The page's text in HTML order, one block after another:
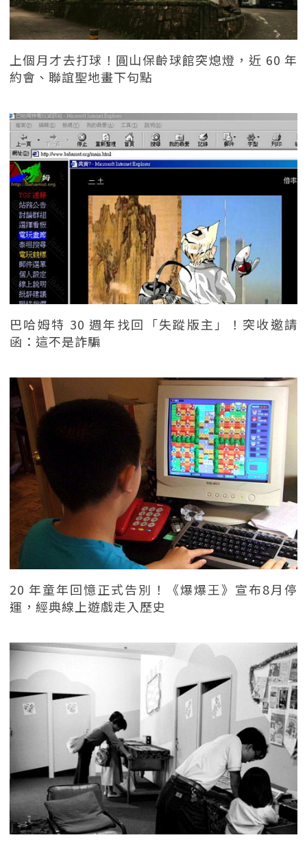
上個月才去打球！圓山保齡球館突熄燈，近 60 年
約會、聯誼聖地畫下句點
巴哈姆特 30 週年找回「失蹤版主」！突收邀請
函：這不是詐騙
20 年童年回憶正式告別！《爆爆王》宣布8月停
運，經典線上遊戲走入歷史